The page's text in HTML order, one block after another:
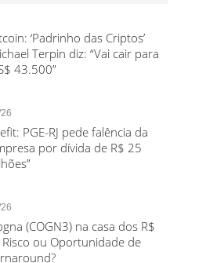
‘Padrinho das Criptos’
Terpin diz: “Vai cair para
43.500”
PGE-RJ pede falência da
por dívida de R$ 25
(COGN3) na casa dos R$
ou Oportunidade de